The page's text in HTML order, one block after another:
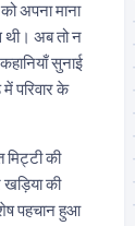
अपना माना
थी। अब तो न
सुनाई
परिवार के
की
की
पहचान हुआ